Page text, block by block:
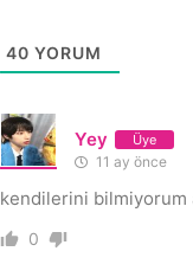
40 YORUM
Yey Üye
11 ay önce
kendilerini bilmiyorum
0